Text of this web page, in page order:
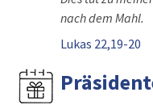
nach dem Mahl.
Lukas 22,19-20